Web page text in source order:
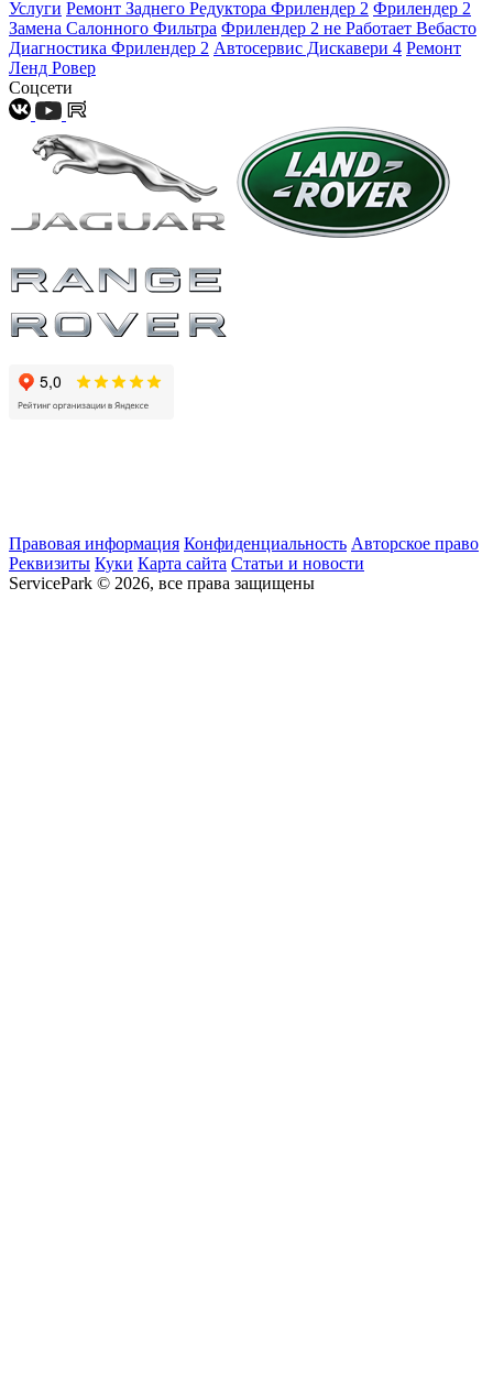
Услуги Ремонт Заднего Редуктора Фрилендер 2 Фрилендер 2
Замена Салонного Фильтра Фрилендер 2 не Работает Вебасто
Диагностика Фрилендер 2 Автосервис Дискавери 4 Ремонт
Ленд Ровер
Соцсети
Правовая информация Конфиденциальность Авторское право
Реквизиты Куки Карта сайта Статьи и новости
ServicePark © 2026, все права защищены